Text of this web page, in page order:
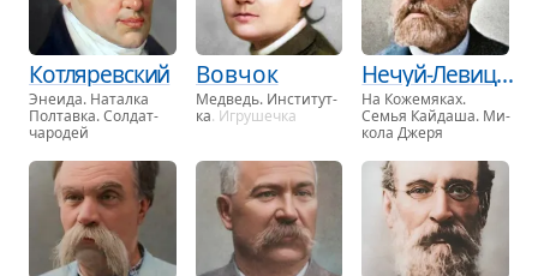
Котляревский
Эне­ида. На­тал­ка
Пол­тав­ка. Сол­дат-
ча­ро­дей
Вовчок
Мед­ведь. Ин­сти­тут­
ка. Иг­ру­шеч­ка
Нечуй-Левицкий
На Ко­же­мя­ках.
Семья Кайда­ша. Ми­
ко­ла Джеря